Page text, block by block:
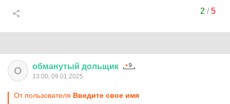
2 /5
О обманутый дольщик
13:00, 09.01.2025
От пользователя Введите свое имя